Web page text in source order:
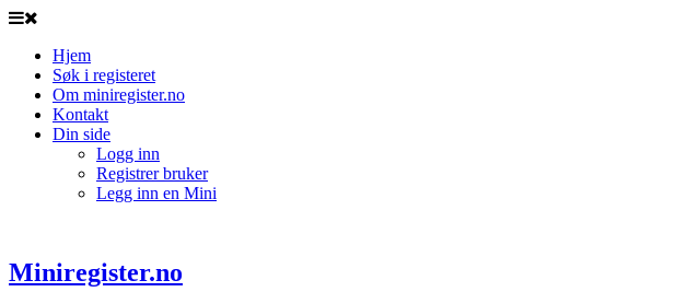
Hjem
Søk i registeret
Om miniregister.no
Kontakt
Din side
Logg inn
Registrer bruker
Legg inn en Mini
Miniregister.no